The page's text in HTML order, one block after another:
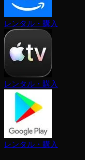
レンタル・購入
レンタル・購入
レンタル・購入